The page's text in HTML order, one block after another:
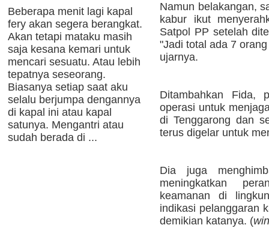
Beberapa menit lagi kapal
fery akan segera berangkat.
Akan tetapi mataku masih
saja kesana kemari untuk
mencari sesuatu. Atau lebih
tepatnya seseorang.
Biasanya setiap saat aku
selalu berjumpa dengannya
di kapal ini atau kapal
satunya. Mengantri atau
sudah berada di ...
Namun belakangan,
kabur ikut
Satpol PP setelah
"Jadi total ada 7
ujarnya.
Ditambahkan Fida,
operasi untuk
di Tenggarong dan
terus digelar untuk
Dia juga
meningkatkan
keamanan di
indikasi pelanggaran
demikian katanya. (win